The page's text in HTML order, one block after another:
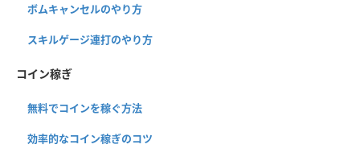
ボムキャンセルのやり方
スキルゲージ連打のやり方
コイン稼ぎ
無料でコインを稼ぐ方法
効率的なコイン稼ぎのコツ